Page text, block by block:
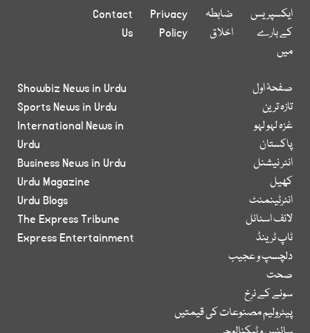
ایکسپریس
کے بارے
میں
ضابطہ
اخلاق
Privacy
Policy
Contact
Us
صفحۂ اول
تازہ ترین
غزہ لہو لہو
پاکستان
انٹر نیشنل
کھیل
انٹرٹینمنٹ
لائف اسٹائل
ٹاپ ٹرینڈ
دلچسپ و عجیب
صحت
سونے کے نرخ
پیٹرولیم مصنوعات کی قیمتیں
Showbiz News in Urdu
Sports News in Urdu
International News in
Urdu
Business News in Urdu
Urdu Magazine
Urdu Blogs
The Express Tribune
Express Entertainment